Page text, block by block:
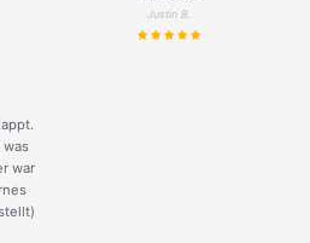
Justin B.
war